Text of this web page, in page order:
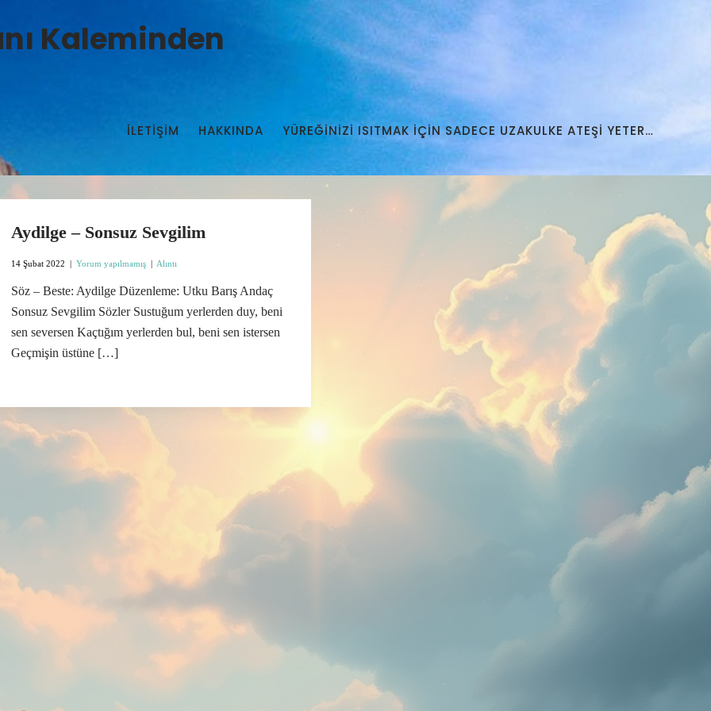
Kaleminden
İLETIŞIM HAKKINDA YÜREĞİNİZİ ISITMAK İÇİN SADECE UZAKULKE ATEŞİ YETER…
Aydilge – Sonsuz Sevgilim
14 Şubat 2022 | Yorum yapılmamış | Alıntı
Söz – Beste: Aydilge Düzenleme: Utku Barış Andaç
Sonsuz Sevgilim Sözler Sustuğum yerlerden duy, beni
sen seversen Kaçtığım yerlerden bul, beni sen istersen
Geçmişin üstüne […]